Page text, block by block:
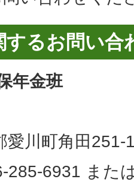
するお問い合
年金班
愛川町角田251-
285-6931 また